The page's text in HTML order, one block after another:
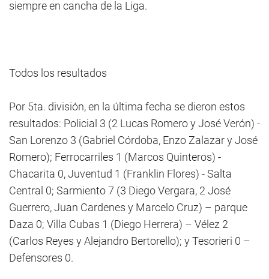
siempre en cancha de la Liga.
Todos los resultados
Por 5ta. división, en la última fecha se dieron estos
resultados: Policial 3 (2 Lucas Romero y José Verón) -
San Lorenzo 3 (Gabriel Córdoba, Enzo Zalazar y José
Romero); Ferrocarriles 1 (Marcos Quinteros) -
Chacarita 0, Juventud 1 (Franklin Flores) - Salta
Central 0; Sarmiento 7 (3 Diego Vergara, 2 José
Guerrero, Juan Cardenes y Marcelo Cruz) – parque
Daza 0; Villa Cubas 1 (Diego Herrera) – Vélez 2
(Carlos Reyes y Alejandro Bertorello); y Tesorieri 0 –
Defensores 0.